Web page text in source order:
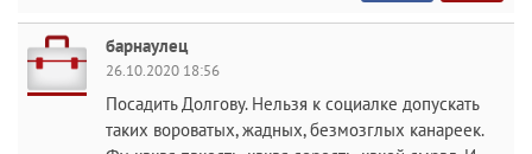
барнаулец
26.10.2020 18:56
Посадить Долгову. Нельзя к социалке допускать
таких вороватых, жадных, безмозглых канареек.